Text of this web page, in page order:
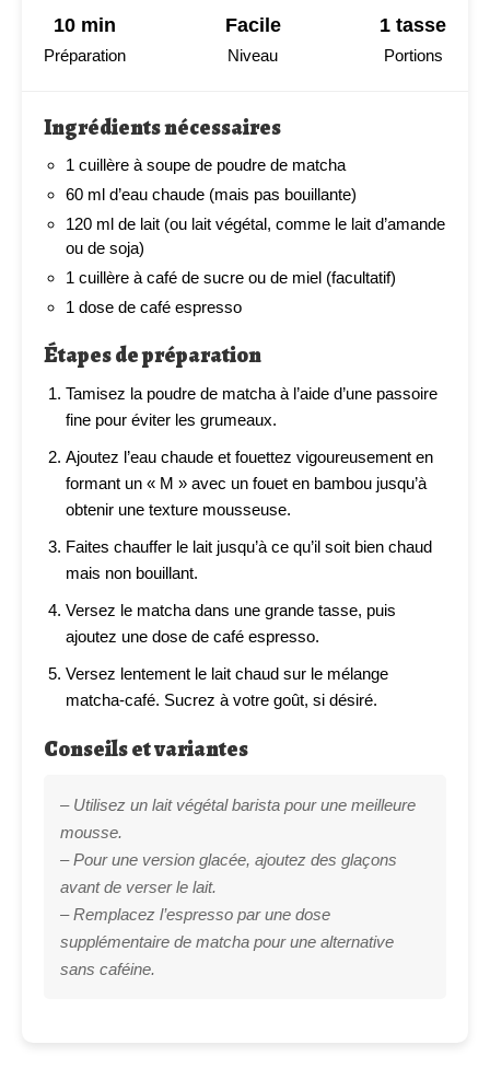
10 min
Préparation
Facile
Niveau
1 tasse
Portions
Ingrédients nécessaires
1 cuillère à soupe de poudre de matcha
60 ml d’eau chaude (mais pas bouillante)
120 ml de lait (ou lait végétal, comme le lait d’amande
ou de soja)
1 cuillère à café de sucre ou de miel (facultatif)
1 dose de café espresso
Étapes de préparation
Tamisez la poudre de matcha à l’aide d’une passoire
fine pour éviter les grumeaux.
Ajoutez l’eau chaude et fouettez vigoureusement en
formant un « M » avec un fouet en bambou jusqu’à
obtenir une texture mousseuse.
Faites chauffer le lait jusqu’à ce qu’il soit bien chaud
mais non bouillant.
Versez le matcha dans une grande tasse, puis
ajoutez une dose de café espresso.
Versez lentement le lait chaud sur le mélange
matcha-café. Sucrez à votre goût, si désiré.
Conseils et variantes
– Utilisez un lait végétal barista pour une meilleure
mousse.
– Pour une version glacée, ajoutez des glaçons
avant de verser le lait.
– Remplacez l’espresso par une dose
supplémentaire de matcha pour une alternative
sans caféine.